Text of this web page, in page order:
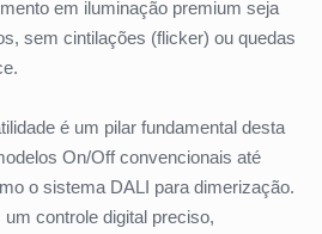
em iluminação premium seja
sem cintilações (flicker) ou quedas
é um pilar fundamental desta
On/Off convencionais até
o sistema DALI para dimerização.
controle digital preciso,